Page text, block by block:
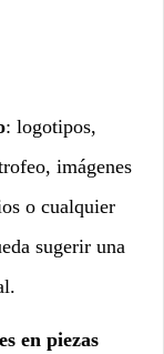
: logotipos,
imágenes
o cualquier
sugerir una
en piezas